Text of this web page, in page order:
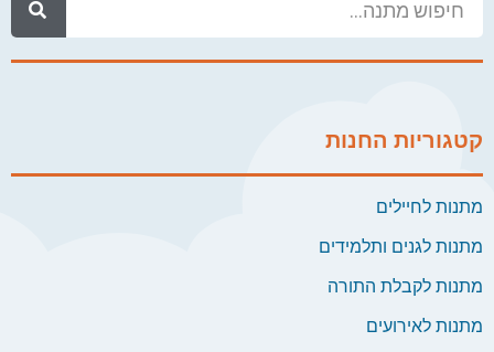
קטגוריות החנות
מתנות לחיילים
מתנות לגנים ותלמידים
מתנות לקבלת התורה
מתנות לאירועים